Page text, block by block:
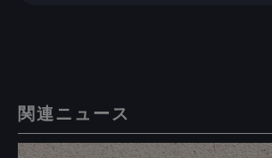
関連ニュース